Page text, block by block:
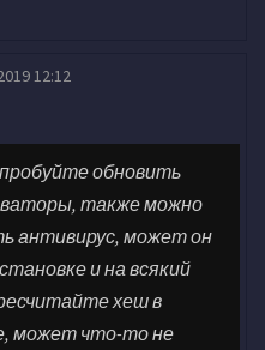
12:12
обновить
также можно
антивирус, может он
и на всякий
хеш в
может что-то не